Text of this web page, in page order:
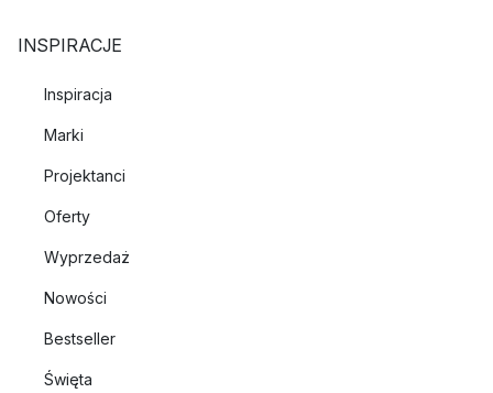
INSPIRACJE
Inspiracja
Marki
Projektanci
Oferty
Wyprzedaż
Nowości
Bestseller
Święta